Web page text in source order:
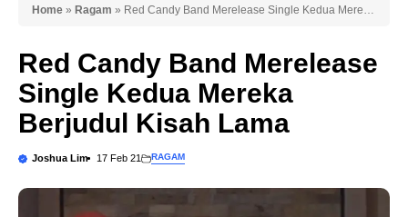
Home » Ragam » Red Candy Band Merelease Single Kedua Mereka
Red Candy Band Merelease
Single Kedua Mereka
Berjudul Kisah Lama
Joshua Lim 17 Feb 21 RAGAM